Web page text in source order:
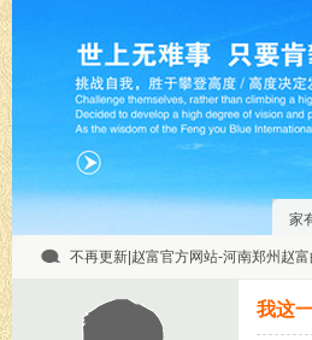
家
不再更新|赵富官方网站-河南郑州赵
我这